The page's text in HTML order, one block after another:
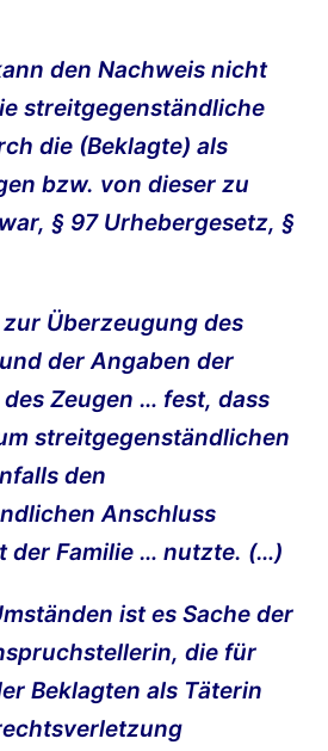
den Nachweis nicht
streitgegenständliche
die (Beklagte) als
bzw. von dieser zu
§ 97 Urhebergesetz, §
Überzeugung des
der Angaben der
Zeugen … fest, dass
streitgegenständlichen
den
Anschluss
der Familie … nutzte. (…)
ist es Sache der
die für
Beklagten als Täterin